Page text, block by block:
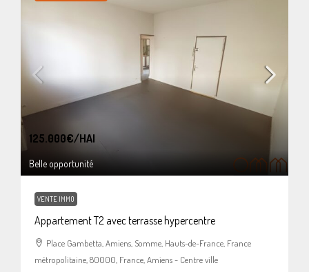
125.000€/HAI
Belle opportunité
VENTE IMMO
Appartement T2 avec terrasse hypercentre
Place Gambetta, Amiens, Somme, Hauts-de-France, France
métropolitaine, 80000, France, Amiens - Centre ville